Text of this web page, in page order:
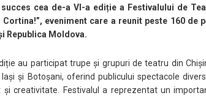
cea de-a VI-a ediție a Festivalului de
Cortina!”, eveniment care a reunit peste 160 de
Republica Moldova.
au participat trupe și grupuri de teatru din
Iași și Botoșani, oferind publicului spectacole
și creativitate. Festivalul a reprezentat un